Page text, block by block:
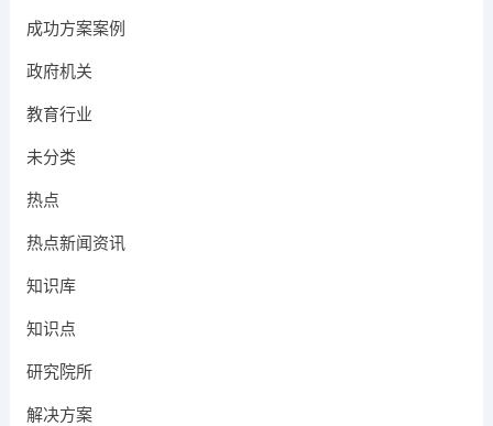
成功方案案例
政府机关
教育行业
未分类
热点
热点新闻资讯
知识库
知识点
研究院所
解决方案